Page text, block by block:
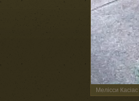
Мелісси Касіас